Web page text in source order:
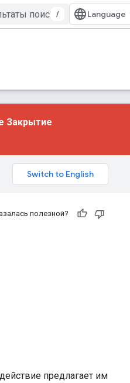
/
Закрытие
полезной?
предлагает им